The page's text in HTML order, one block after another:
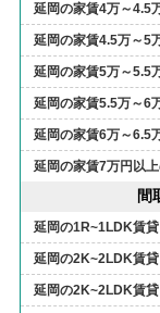
延岡の家賃4万～4.5
延岡の家賃4.5万～5
延岡の家賃5万～5.5
延岡の家賃5.5万～6
延岡の家賃6万～6.5
延岡の家賃7万円以
間
延岡の1R~1LDK賃貸
延岡の2K~2LDK賃貸
延岡の2K~2LDK賃貸